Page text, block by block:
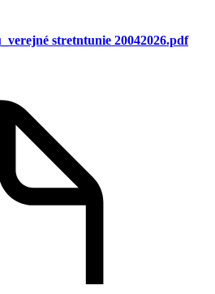
stretntunie 20042026.pdf